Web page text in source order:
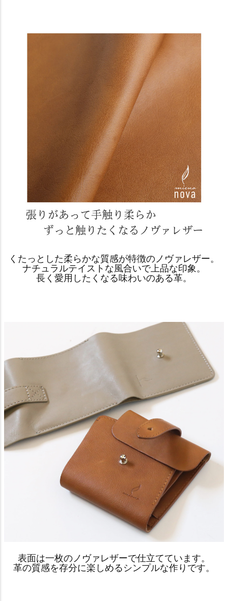
くたっとした柔らかな質感が特徴のノヴァレザー。
ナチュラルテイストな風合いで上品な印象。
長く愛用したくなる味わいのある革。
表面は一枚のノヴァレザーで仕立てています。
革の質感を存分に楽しめるシンプルな作りです。